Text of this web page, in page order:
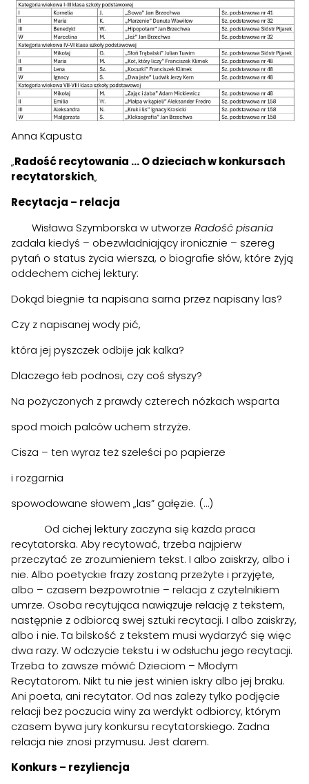
Szukaj:
Anna Kapusta
„Radość recytowania … O dzieciach w konkursach
recytatorskich„
Recytacja – relacja
Wisława Szymborska w utworze Radość pisania
zadała kiedyś – obezwładniający ironicznie – szereg
pytań o status życia wiersza, o biografie słów, które żyją
oddechem cichej lektury:
Dokąd biegnie ta napisana sarna przez napisany las?
Czy z napisanej wody pić,
która jej pyszczek odbije jak kalka?
Dlaczego łeb podnosi, czy coś słyszy?
Na pożyczonych z prawdy czterech nóżkach wsparta
spod moich palców uchem strzyże.
Cisza – ten wyraz też szeleści po papierze
i rozgarnia
spowodowane słowem „las” gałęzie. (…)
Od cichej lektury zaczyna się każda praca
recytatorska. Aby recytować, trzeba najpierw
przeczytać ze zrozumieniem tekst. I albo zaiskrzy, albo i
nie. Albo poetyckie frazy zostaną przeżyte i przyjęte,
albo – czasem bezpowrotnie – relacja z czytelnikiem
umrze. Osoba recytująca nawiązuje relację z tekstem,
następnie z odbiorcą swej sztuki recytacji. I albo zaiskrzy,
albo i nie. Ta bilskość z tekstem musi wydarzyć się więc
dwa razy. W odczycie tekstu i w odsłuchu jego recytacji.
Trzeba to zawsze mówić Dzieciom – Młodym
Recytatorom. Nikt tu nie jest winien iskry albo jej braku.
Ani poeta, ani recytator. Od nas zależy tylko podjęcie
relacji bez poczucia winy za werdykt odbiorcy, którym
czasem bywa jury konkursu recytatorskiego. Żadna
relacja nie znosi przymusu. Jest darem.
Konkurs – rezyliencja